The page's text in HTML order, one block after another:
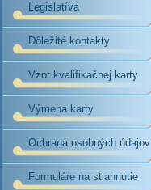
Legislatíva
Dôležité kontakty
Vzor kvalifikačnej karty
Výmena karty
Ochrana osobných údajov
Formuláre na stiahnutie